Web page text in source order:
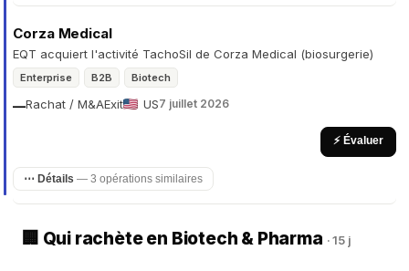
Corza Medical
EQT acquiert l'activité TachoSil de Corza Medical (biosurgerie)
Enterprise B2B Biotech
Rachat / M&A
— Exit US7 juillet 2026
⚡ Évaluer
⋯ Détails — 3 opérations similaires
🏢 Qui rachète en Biotech & Pharma · 15 j